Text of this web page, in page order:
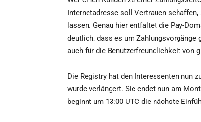
Internetadresse soll Vertrauen
lassen. Genau hier entfaltet die Pay-
deutlich, dass es um
auch für die Benutzerfreundlichkeit von
Die Registry hat den Interessenten nun
wurde verlängert. Sie endet nun am
beginnt um 13:00 UTC die nächste